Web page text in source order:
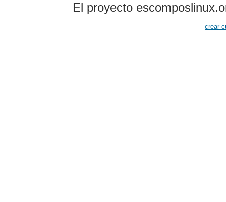
El proyecto
crear